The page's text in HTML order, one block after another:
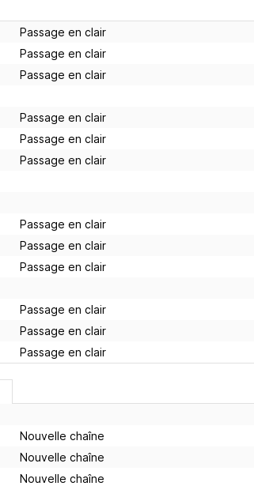
Passage en clair
Passage en clair
Passage en clair
Passage en clair
Passage en clair
Passage en clair
Passage en clair
Passage en clair
Passage en clair
Passage en clair
Passage en clair
Passage en clair
Nouvelle chaîne
Nouvelle chaîne
Nouvelle chaîne